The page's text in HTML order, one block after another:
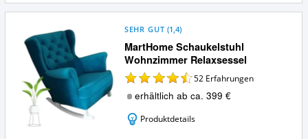
MartHome Schaukelstuhl
Wohnzimmer Relaxsessel
SEHR GUT (1,4)
52 Erfahrungen
erhältlich ab ca. 399 €
Produktdetails